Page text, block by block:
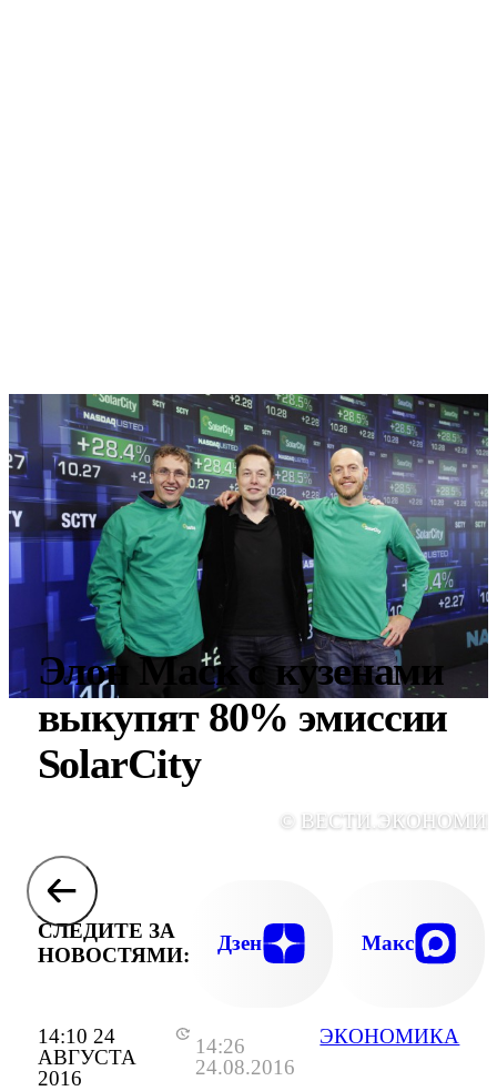
14:10 24
АВГУСТА
2016
14:26
24.08.2016
ЭКОНОМИКА
Элон Маск с кузенами
выкупят 80% эмиссии
SolarCity
©
СЛЕДИТЕ ЗА
НОВОСТЯМИ:
Дзен Макс